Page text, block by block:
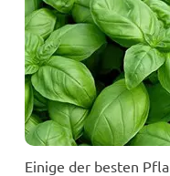
Einige der besten